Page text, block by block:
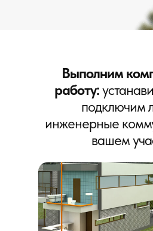
Выполним
работу:
подключим
инженерные
вашем